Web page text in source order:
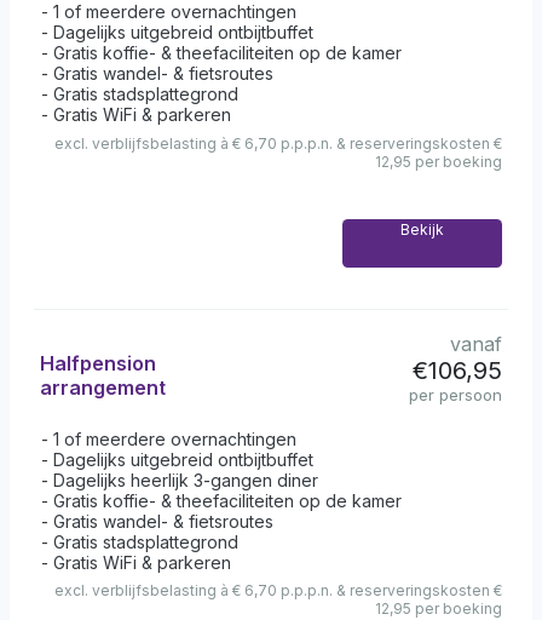
1 of meerdere overnachtingen
Dagelijks uitgebreid ontbijtbuffet
Gratis koffie- & theefaciliteiten op de kamer
Gratis wandel- & fietsroutes
Gratis stadsplattegrond
Gratis WiFi & parkeren
excl. verblijfsbelasting à € 6,70 p.p.p.n. & reserveringskosten €
12,95 per boeking
Bekijk
Halfpension
arrangement
vanaf
€106,95
per persoon
1 of meerdere overnachtingen
Dagelijks uitgebreid ontbijtbuffet
Dagelijks heerlijk 3-gangen diner
Gratis koffie- & theefaciliteiten op de kamer
Gratis wandel- & fietsroutes
Gratis stadsplattegrond
Gratis WiFi & parkeren
excl. verblijfsbelasting à € 6,70 p.p.p.n. & reserveringskosten €
12,95 per boeking